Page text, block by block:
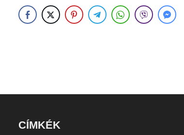
CÍMKÉK